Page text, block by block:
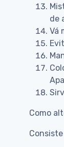
de
Vá
Como